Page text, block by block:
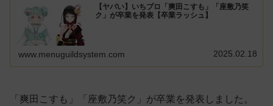
【ヤバい】いちプロ「爽田こすも」「座敷乃笑
ク」が卒業を発表【卒業ラッシュ】
www.menuguildsystem.com 2025.02.18
「爽田こすも」「座敷乃笑ク」が卒業を発表しました。